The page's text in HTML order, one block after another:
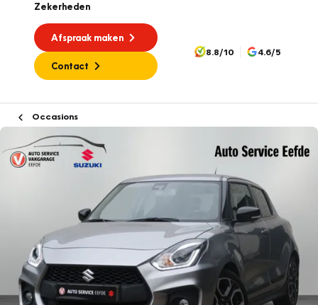
Zekerheden
Afspraak maken
Contact
8.8/10 4.6/5
Occasions